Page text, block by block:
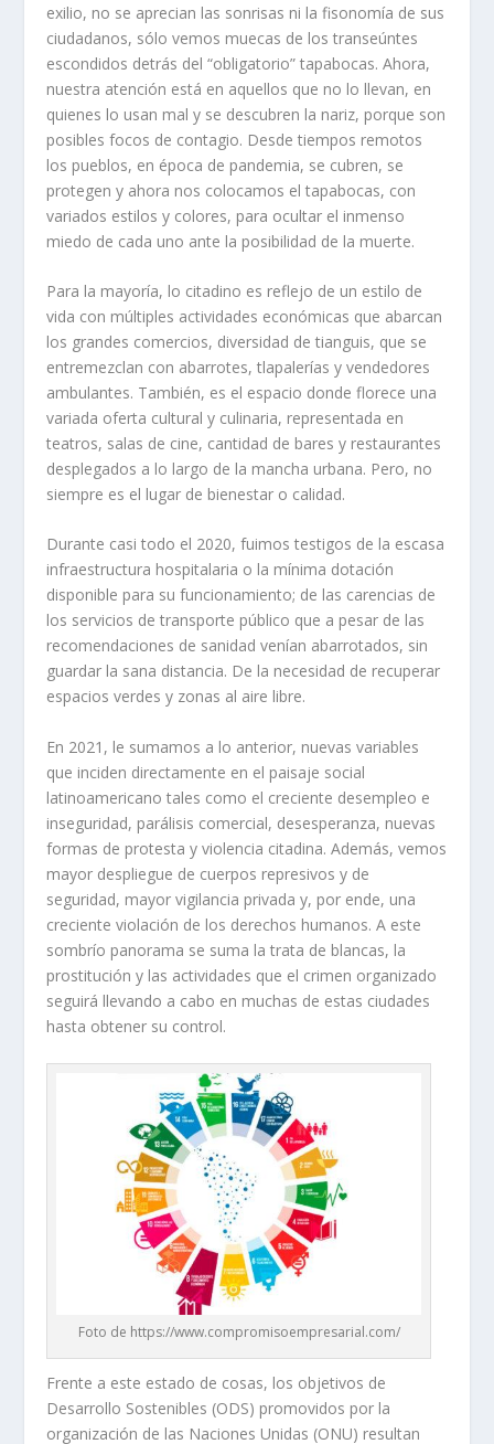
exilio, no se aprecian las sonrisas ni la fisonomía de sus
ciudadanos, sólo vemos muecas de los transeúntes
escondidos detrás del “obligatorio” tapabocas. Ahora,
nuestra atención está en aquellos que no lo llevan, en
quienes lo usan mal y se descubren la nariz, porque son
posibles focos de contagio. Desde tiempos remotos
los pueblos, en época de pandemia, se cubren, se
protegen y ahora nos colocamos el tapabocas, con
variados estilos y colores, para ocultar el inmenso
miedo de cada uno ante la posibilidad de la muerte.
Para la mayoría, lo citadino es reflejo de un estilo de
vida con múltiples actividades económicas que abarcan
los grandes comercios, diversidad de tianguis, que se
entremezclan con abarrotes, tlapalerías y vendedores
ambulantes. También, es el espacio donde florece una
variada oferta cultural y culinaria, representada en
teatros, salas de cine, cantidad de bares y restaurantes
desplegados a lo largo de la mancha urbana. Pero, no
siempre es el lugar de bienestar o calidad.
Durante casi todo el 2020, fuimos testigos de la escasa
infraestructura hospitalaria o la mínima dotación
disponible para su funcionamiento; de las carencias de
los servicios de transporte público que a pesar de las
recomendaciones de sanidad venían abarrotados, sin
guardar la sana distancia. De la necesidad de recuperar
espacios verdes y zonas al aire libre.
En 2021, le sumamos a lo anterior, nuevas variables
que inciden directamente en el paisaje social
latinoamericano tales como el creciente desempleo e
inseguridad, parálisis comercial, desesperanza, nuevas
formas de protesta y violencia citadina. Además, vemos
mayor despliegue de cuerpos represivos y de
seguridad, mayor vigilancia privada y, por ende, una
creciente violación de los derechos humanos. A este
sombrío panorama se suma la trata de blancas, la
prostitución y las actividades que el crimen organizado
seguirá llevando a cabo en muchas de estas ciudades
hasta obtener su control.
Foto de https://www.compromisoempresarial.com/
Frente a este estado de cosas, los objetivos de
Desarrollo Sostenibles (ODS) promovidos por la
organización de las Naciones Unidas (ONU) resultan